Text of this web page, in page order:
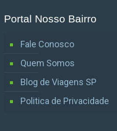
Portal Nosso Bairro
Fale Conosco
Quem Somos
Blog de Viagens SP
Politica de Privacidade